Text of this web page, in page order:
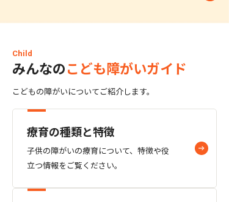
ィットネスと掛け合わせた就労支援や、
起業と掛け合わせた就労支援もつくって
いきたいと思っています。 日本では、障
がいのある方の数は年々増え続けていま
人。けっして遠い誰かの話ではありませ
ん。「○○だから、できない」——選択
肢が少ないという社会課題を、事業で解
決していきたいです。 プロフィール 市村
均弥（いちむら きんや）株式会社ワンラ
飛び込み営業などを経て大検を取得し大
Child
みんなのこども障がいガイド
こどもの障がいについてご紹介します。
療育の種類と特徴
子供の障がいの療育について、特徴や役
立つ情報をご覧ください。